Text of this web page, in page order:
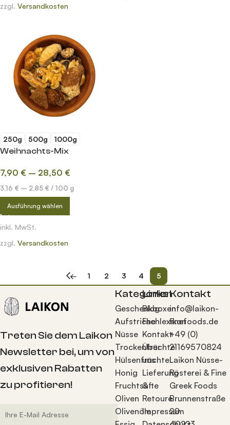
zzgl. Versandkosten
250g 500g 1000g
Weihnachts-Mix
7,90 € – 28,50 €
3,16 € – 2,85 € / 100 g
Ausführung wählen
inkl. MwSt.
zzgl. Versandkosten
← 1 2 3 4 5
Treten Sie dem Laikon
Newsletter bei, um von
exklusiven Rabatten
zu profitieren!
Kategorien
Geschenkboxen
Aufstriche
Nüsse
Trockenfrüchte
Hülsenfrüchte
Honig
Fruchtsäfte
Oliven
Olivenöle
Links
Blog
Fachlexikon
Kontakt
Über
uns
Lieferung
&
Retoure
Impressum
Kontakt
info@laikon-
finefoods.de
+49 (0)
21169570824
Laikon Nüsse-
Rösterei & Fine
Greek Foods
Brunnenstraße
20